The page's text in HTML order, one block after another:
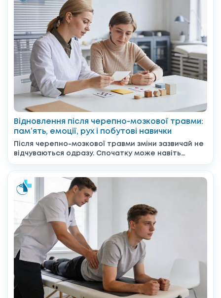
Відновлення після черепно-мозкової травми:
пам’ять, емоції, рух і побутові навички
Після черепно-мозкової травми зміни зазвичай не
відчуваються одразу. Спочатку може навіть